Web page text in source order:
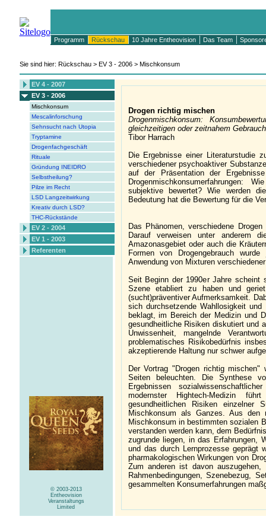
Programm Rückschau 10 Jahre Entheovision Das Team
Sie sind hier: Rückschau > EV 3 - 2006 > Mischkonsum
EV 4 - 2007
EV 3 - 2006
Mischkonsum
Mescalinforschung
Sehnsucht nach Utopia
Tryptamine
Drogenfachgeschäft
Rituale
Gründung INEIDRO
Selbstheilung?
Pilze im Recht
LSD Langzeitwirkung
Kreativ durch LSD?
THC-Rückstände
EV 2 - 2004
EV 1 - 2003
Referenten
© 2003-2013
Entheovision
Veranstaltungs
Limited
Drogen richtig mischen
Drogenmischkonsum:
gleichzeitigen oder zeitnahem
Tibor Harrach
Die Ergebnisse einer Literaturstudie
verschiedener psychoaktiver
auf der Präsentation der
Drogenmischkonsumerfahrungen:
subjektive bewertet? Wie werden
Bedeutung hat die Bewertung für die
Das Phänomen, verschiedene
Darauf verweisen unter anderem
Amazonasgebiet oder auch die
Formen von Drogengebrauch
Anwendung von Mixturen
Seit Beginn der 1990er Jahre scheint
Szene etabliert zu haben und
(sucht)präventiver Aufmerksamkeit.
sich durchsetzende Wahllosigkeit
beklagt, im Bereich der Medizin und
gesundheitliche Risiken diskutiert und
Unwissenheit, mangelnde
problematisches Risikobedürfnis
akzeptierende Haltung nur schwer
Der Vortrag "Drogen richtig mischen"
Seiten beleuchten. Die Synthese
Ergebnissen
modernster Hightech-Medizin
gesundheitlichen Risiken einzelner
Mischkonsum als Ganzes. Aus den
Mischkonsum in bestimmten sozialen
verstanden werden kann, dem
zugrunde liegen, in das Erfahrungen,
und das durch Lernprozesse geprägt
pharmakologischen Wirkungen von
Zum anderen ist davon
Rahmenbedingungen, Szenebezug,
gesammelten Konsumerfahrungen